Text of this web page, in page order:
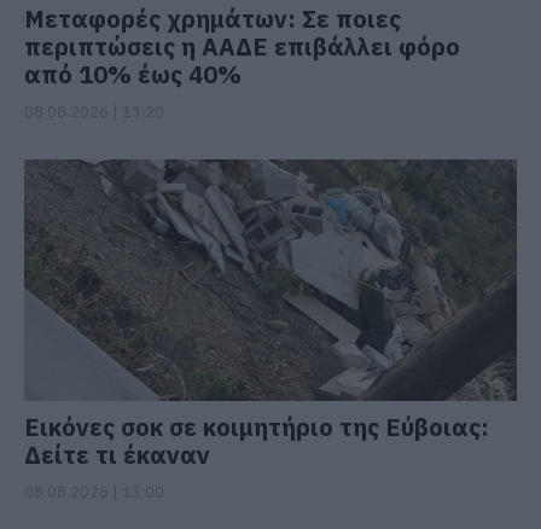
Μεταφορές χρημάτων: Σε ποιες
περιπτώσεις η ΑΑΔΕ επιβάλλει φόρο
από 10% έως 40%
Εικόνες σοκ σε κοιμητήριο της Εύβοιας:
Δείτε τι έκαναν